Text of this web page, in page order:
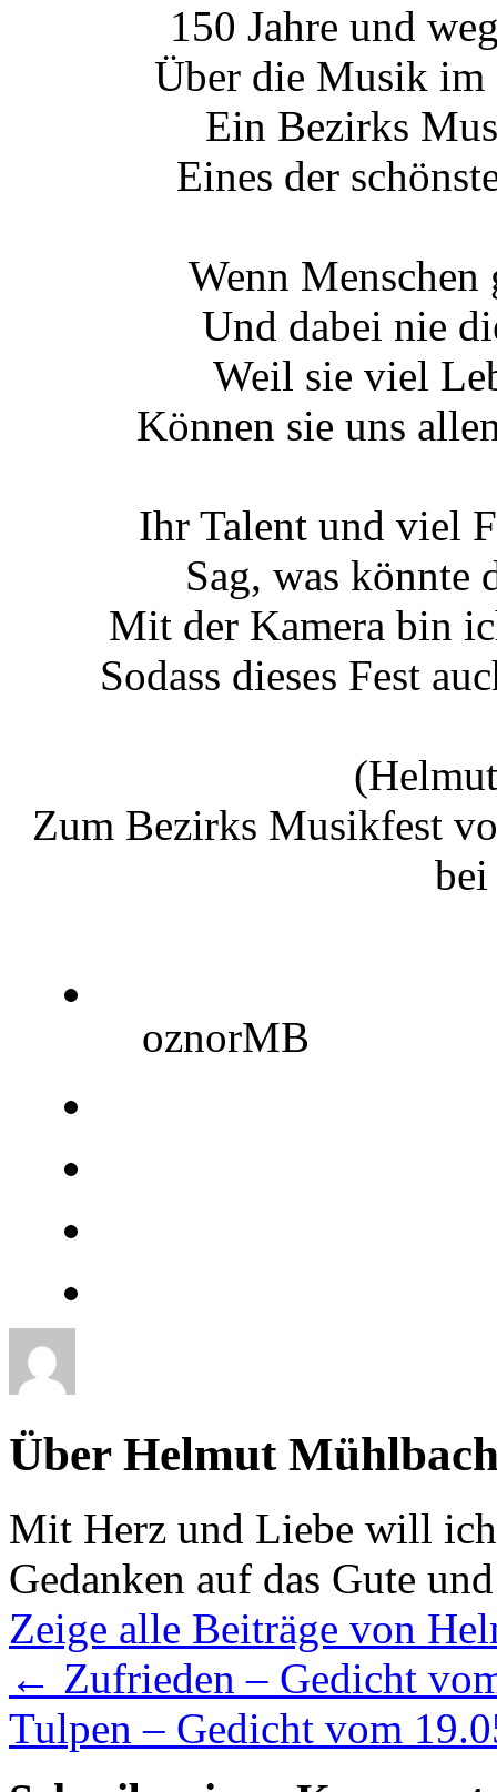
150 Jahre und
Über die Musik im
Ein Bezirks
Eines der
Wenn Menschen
Und dabei nie
Weil sie viel
Können sie uns
Ihr Talent und viel
Sag, was könnte
Mit der Kamera bin
Sodass dieses Fest
Zum Bezirks Musikfest
bei
oznorMB
Über Helmut
Mit Herz und Liebe will
Gedanken auf das Gute
Zeige alle Beiträge von
← Zufrieden – Gedicht
Tulpen – Gedicht vom